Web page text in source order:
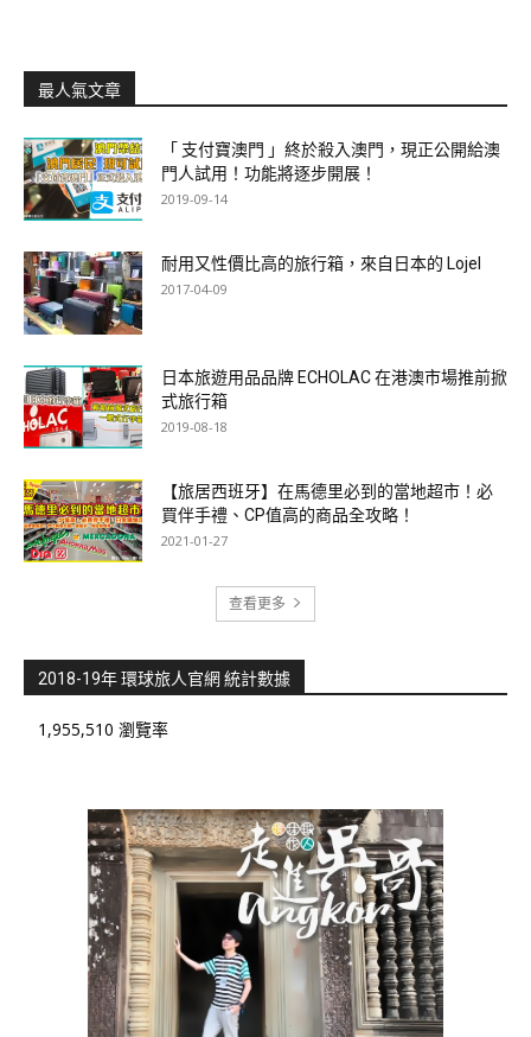
最人氣文章
「 支付寶澳門 」終於殺入澳門，現正公開給澳
門人試用！功能將逐步開展！
2019-09-14
耐用又性價比高的旅行箱，來自日本的 Lojel
2017-04-09
日本旅遊用品品牌 ECHOLAC 在港澳市場推前掀
式旅行箱
2019-08-18
【旅居西班牙】在馬德里必到的當地超市！必
買伴手禮、CP值高的商品全攻略！
2021-01-27
查看更多
2018-19年 環球旅人官網 統計數據
1,955,510 瀏覽率